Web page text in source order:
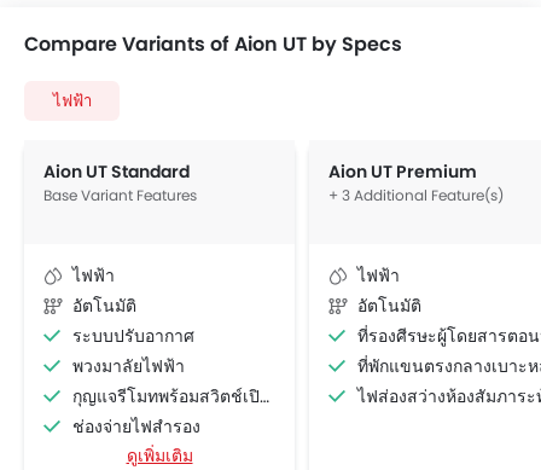
Compare Variants of Aion UT by Specs
ไฟฟ้า
Aion UT Standard
Base Variant Features
ไฟฟ้า
อัตโนมัติ
ระบบปรับอากาศ
พวงมาลัยไฟฟ้า
กุญแจรีโมทพร้อมสวิตช์เปิดฝากระโปรงท้าย
ช่องจ่ายไฟสำรอง
ระบบนำทาง
ดูเพิ่มเติม
Aion UT Premium
+ 3 Additional Feature(s)
ไฟฟ้า
อัตโนมัติ
ที่รองศีรษะผู้โดยสารตอนห
ที่พักแขนตรงกลางเบาะ
ไฟส่องสว่างห้องสัมภาระท้